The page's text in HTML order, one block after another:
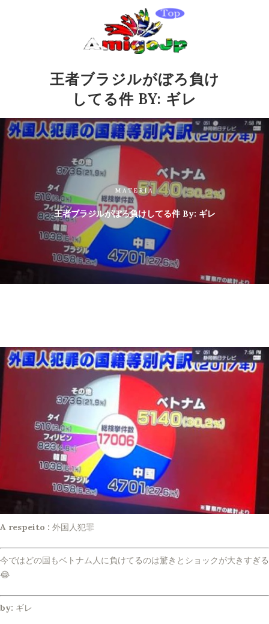
王者ブラジルがぼろ負け
してる件 BY: ギレ
MATERIA
王者ブラジルがぼろ負けしてる件 By: ギレ
A respeito : 外国人犯罪
今ではどの国もベトナム人に負けてるのは驚きとショックが大きすぎる
😂
by: ギレ